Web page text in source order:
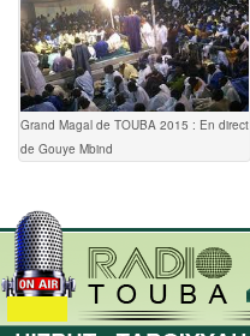
Grand Magal de TOUBA 2015 : En direct
de Gouye Mbind